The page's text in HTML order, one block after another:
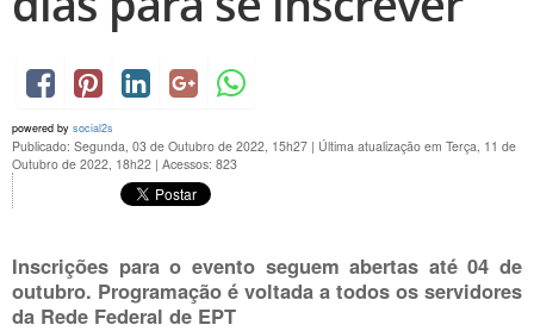
powered by social2s
Publicado: Segunda, 03 de Outubro de 2022, 15h27 | Última atualização em Terça, 11 de
Outubro de 2022, 18h22 | Acessos: 823
Inscrições para o evento seguem abertas até 04 de
outubro. Programação é voltada a todos os servidores
da Rede Federal de EPT